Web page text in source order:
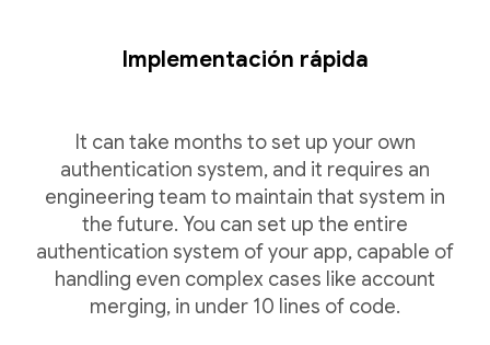
Implementación rápida
It can take months to set up your own
authentication system, and it requires an
engineering team to maintain that system in
the future. You can set up the entire
authentication system of your app, capable of
handling even complex cases like account
merging, in under 10 lines of code.